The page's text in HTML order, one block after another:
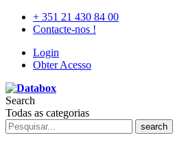
+ 351 21 430 84 00
Contacte-nos !
Login
Obter Acesso
Search
Todas as categorias
search